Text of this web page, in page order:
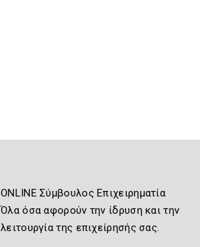
ONLINE Σύμβουλος Επιχειρηματία
Όλα όσα αφορούν την ίδρυση και την
λειτουργία της επιχείρησής σας.